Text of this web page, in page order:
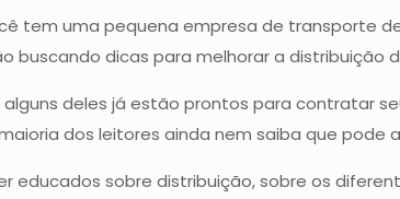
tem uma pequena empresa de transporte
buscando dicas para melhorar a distribuição
alguns deles já estão prontos para contratar
dos leitores ainda nem saiba que
educados sobre distribuição, sobre os